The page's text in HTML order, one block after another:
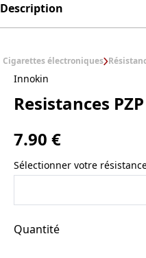
Description
Cigarettes électroniques
Innokin
Resistances
7.90 €
Sélectionner votre
Quantité